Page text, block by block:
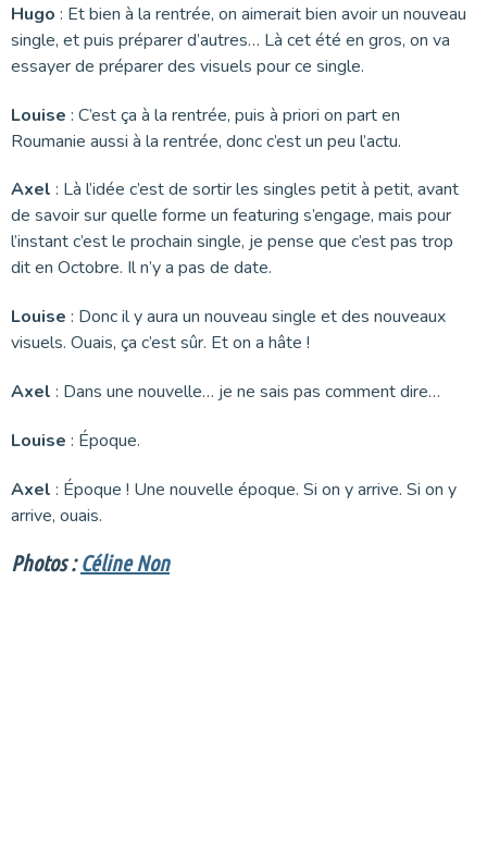
Hugo : Et bien à la rentrée, on aimerait bien avoir un nouveau
single, et puis préparer d’autres… Là cet été en gros, on va
essayer de préparer des visuels pour ce single.
Louise : C’est ça à la rentrée, puis à priori on part en
Roumanie aussi à la rentrée, donc c’est un peu l’actu.
Axel : Là l’idée c’est de sortir les singles petit à petit, avant
de savoir sur quelle forme un featuring s’engage, mais pour
l’instant c’est le prochain single, je pense que c’est pas trop
dit en Octobre. Il n’y a pas de date.
Louise : Donc il y aura un nouveau single et des nouveaux
visuels. Ouais, ça c’est sûr. Et on a hâte !
Axel : Dans une nouvelle… je ne sais pas comment dire…
Louise : Époque.
Axel : Époque ! Une nouvelle époque. Si on y arrive. Si on y
arrive, ouais.
Photos :Céline Non